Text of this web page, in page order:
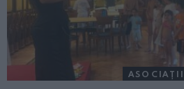
ASOCIAŢII